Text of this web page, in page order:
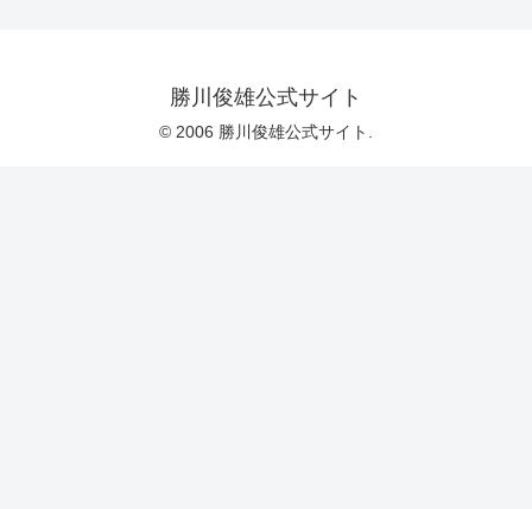
勝川俊雄公式サイト
© 2006 勝川俊雄公式サイト.